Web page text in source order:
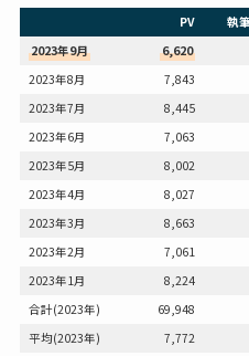
PV 執
2023年9月
6,620
2023年8月
7,843
2023年7月
8,445
2023年6月
7,063
2023年5月
8,002
2023年4月
8,027
2023年3月
8,663
2023年2月
7,061
2023年1月
8,224
合計(2023年)
69,948
平均(2023年)
7,772